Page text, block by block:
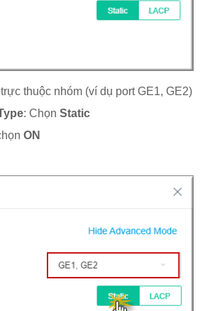
thuộc nhóm (ví dụ port GE1, GE2)
: Chọn Static
ON